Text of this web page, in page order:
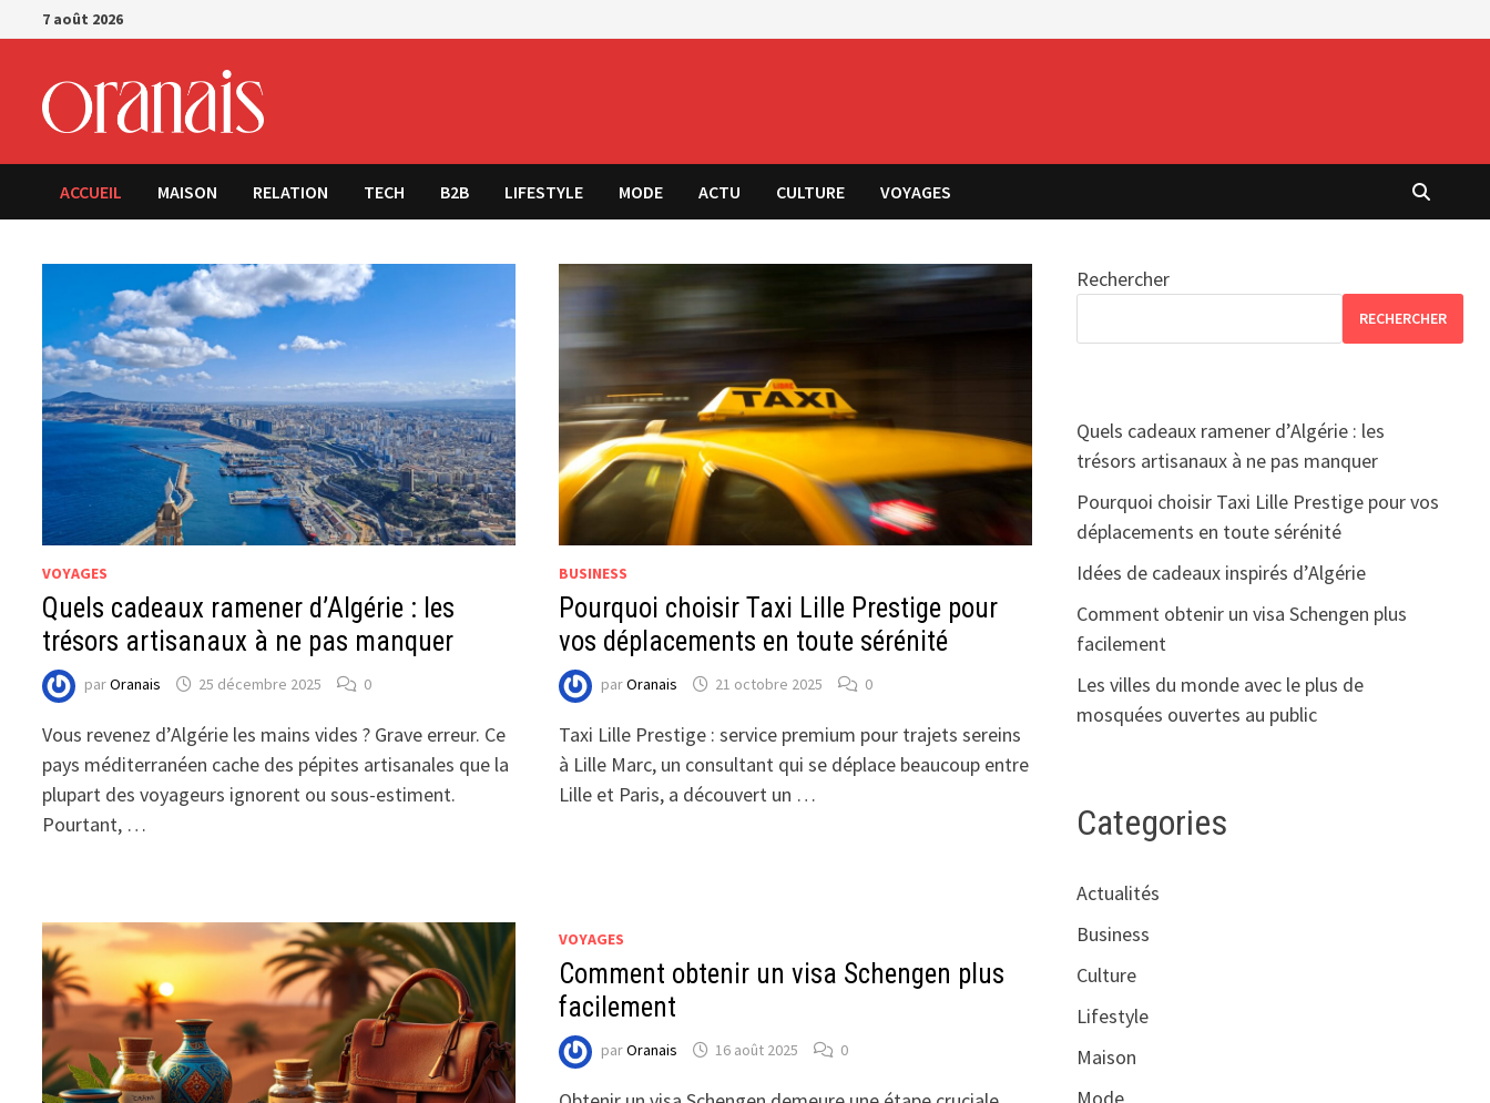
Passer
au
7 août 2026
ACCUEIL MAISON RELATION TECH B2B LIFESTYLE MODE ACTU CULTURE VOYAGES
VOYAGES
Quels cadeaux ramener d’Algérie : les
trésors artisanaux à ne pas manquer
parOranais 25 décembre 2025 0
Vous revenez d’Algérie les mains vides ? Grave erreur. Ce
pays méditerranéen cache des pépites artisanales que la
plupart des voyageurs ignorent ou sous-estiment.
Pourtant, …
BUSINESS
Pourquoi choisir Taxi Lille Prestige pour
vos déplacements en toute sérénité
parOranais 21 octobre 2025 0
Taxi Lille Prestige : service premium pour trajets sereins
à Lille Marc, un consultant qui se déplace beaucoup entre
Lille et Paris, a découvert un …
VOYAGES
Comment obtenir un visa Schengen plus
facilement
parOranais 16 août 2025 0
Rechercher
RECHERCHER
Quels cadeaux ramener d’Algérie : les
trésors artisanaux à ne pas manquer
Pourquoi choisir Taxi Lille Prestige pour vos
déplacements en toute sérénité
Idées de cadeaux inspirés d’Algérie
Comment obtenir un visa Schengen plus
facilement
Les villes du monde avec le plus de
mosquées ouvertes au public
Categories
Actualités
Business
Culture
Lifestyle
Maison